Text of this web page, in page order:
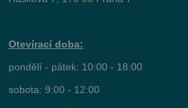
Otevírací doba:
pondělí - pátek: 10:00 - 18:00
sobota: 9:00 - 12:00